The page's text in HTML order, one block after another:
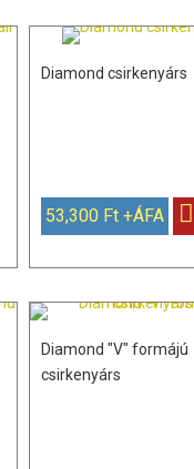
Diamond csirkenyárs
53,300 Ft +ÁFA
Diamond "V" formájú
csirkenyárs